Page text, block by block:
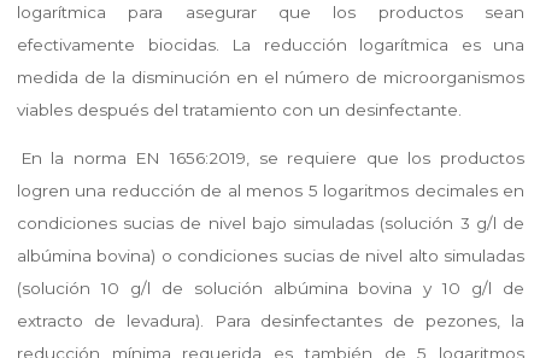
logarítmica para asegurar que los productos sean
efectivamente biocidas. La reducción logarítmica es una
medida de la disminución en el número de microorganismos
viables después del tratamiento con un desinfectante.
En la norma EN 1656:2019, se requiere que los productos
logren una reducción de al menos 5 logaritmos decimales en
condiciones sucias de nivel bajo simuladas (solución 3 g/l de
albúmina bovina) o condiciones sucias de nivel alto simuladas
(solución 10 g/l de solución albúmina bovina y 10 g/l de
extracto de levadura). Para desinfectantes de pezones, la
reducción mínima requerida es también de 5 logaritmos